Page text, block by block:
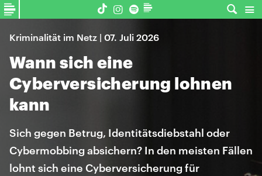
Kriminalität im Netz | 07. Juli 2026
Wann sich eine
Cyberversicherung lohnen
kann
Sich gegen Betrug, Identitätsdiebstahl oder
Cybermobbing absichern? In den meisten Fällen
lohnt sich eine Cyberversicherung für